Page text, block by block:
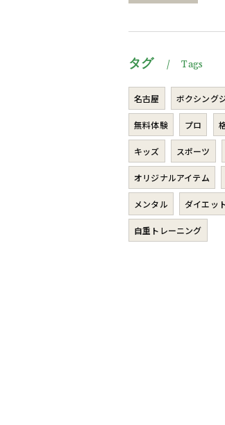
タグ Tags
名古屋 ボクシング
無料体験 プロ
キッズ スポーツ
オリジナルアイテム
メンタル ダイエッ
自重トレーニング